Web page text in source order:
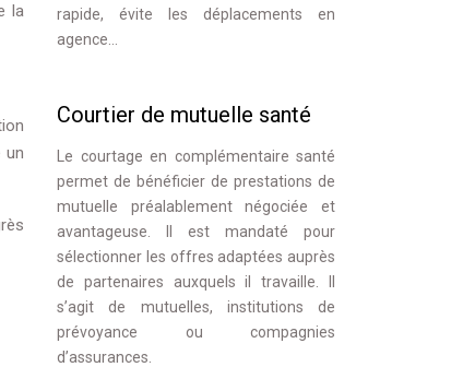
la
un
rapide, évite les déplacements en
agence…
Courtier de mutuelle santé
Le courtage en complémentaire santé
permet de bénéficier de prestations de
mutuelle préalablement négociée et
avantageuse. Il est mandaté pour
sélectionner les offres adaptées auprès
de partenaires auxquels il travaille. Il
s’agit de mutuelles, institutions de
prévoyance ou compagnies
d’assurances.